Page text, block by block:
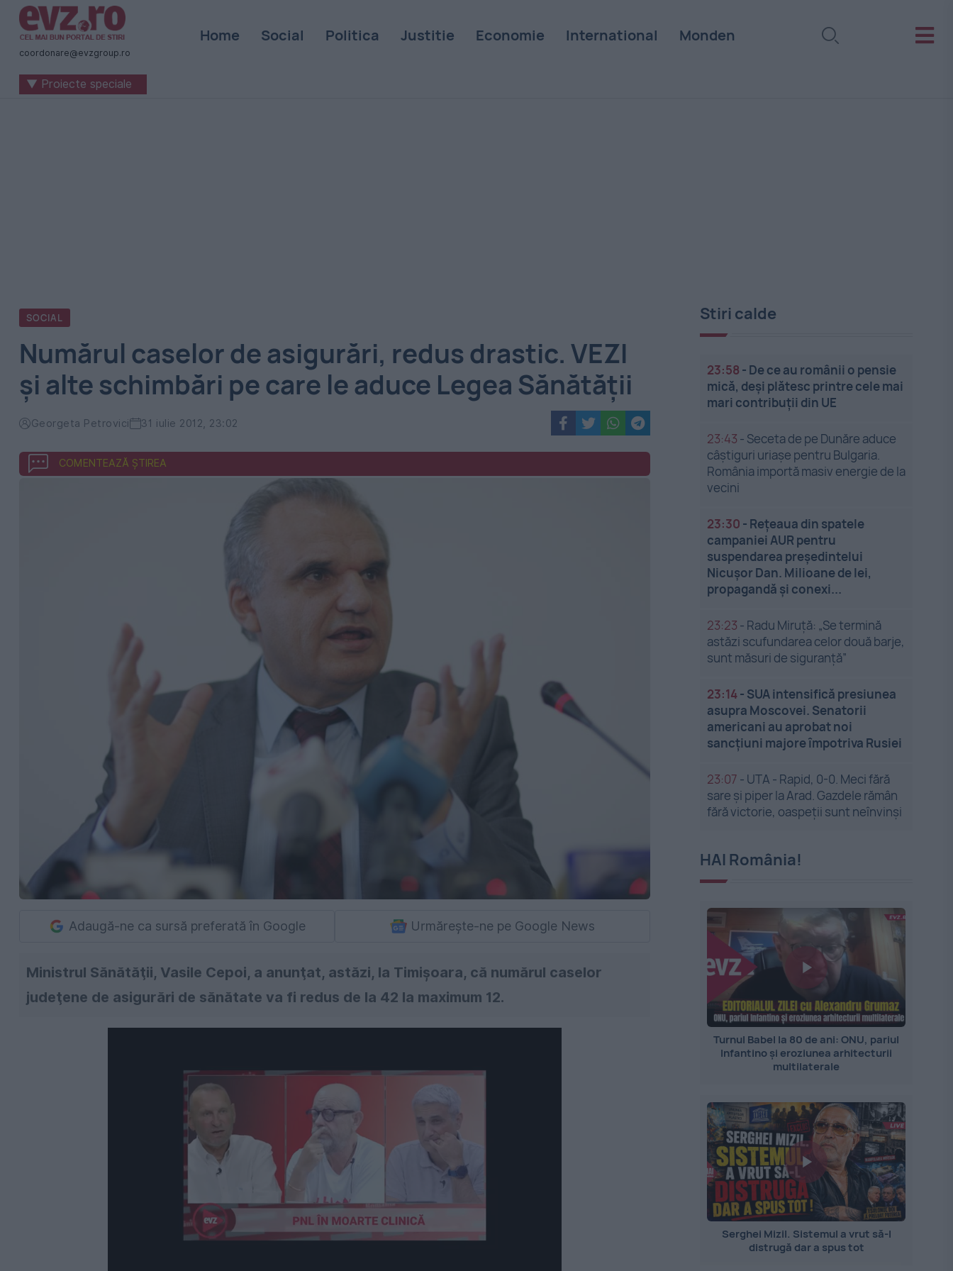
Știri
naționale
internaționale
coordonare@evzgroup.ro
Home Social Politica Justitie Economie International Monden
▼ Proiecte speciale
SOCIAL
Numărul caselor de asigurări, redus drastic. VEZI
şi alte schimbări pe care le aduce Legea Sănătăţii
Georgeta Petrovici 31 iulie 2012, 23:02
COMENTEAZĂ ȘTIREA
Adaugă-ne ca sursă preferată în Google Urmărește-ne pe Google News
Ministrul Sănătăţii, Vasile Cepoi, a anunţat, astăzi, la Timişoara, că numărul caselor
judeţene de asigurări de sănătate va fi redus de la 42 la maximum 12.
Stiri calde
23:58 - De ce au românii o pensie
mică, deși plătesc printre cele mai
mari contribuții din UE
23:43 - Seceta de pe Dunăre aduce
câștiguri uriașe pentru Bulgaria.
România importă masiv energie de la
vecini
23:30 - Rețeaua din spatele
campaniei AUR pentru
suspendarea președintelui
Nicușor Dan. Milioane de lei,
propagandă și conexi...
23:23 - Radu Miruță: „Se termină
astăzi scufundarea celor două barje,
sunt măsuri de siguranţă”
23:14- SUA intensifică presiunea
asupra Moscovei. Senatorii
americani au aprobat noi
sancțiuni majore împotriva Rusiei
23:07 - UTA - Rapid, 0-0. Meci fără
sare și piper la Arad. Gazdele rămân
fără victorie, oaspeții sunt neînvinși
HAI România!
Turnul Babel la 80 de ani: ONU, pariul
Infantino și eroziunea arhitecturii
multilaterale
Serghei Mizil. Sistemul a vrut să-l
distrugă dar a spus tot